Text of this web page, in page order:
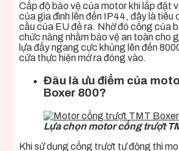
Cấp độ bảo vệ của motor khi lắp đặt
của gia đình lên đến IP44, đây là tiêu
cầu của EU đề ra. Nhờ đó cổng của
chức năng nhằm bảo vệ an toàn cho
lựa đẩy ngang cực khủng lên đến
cửa thực hiện mở ra đóng vào.
Đâu là ưu điểm của
Boxer 800?
Lựa chọn motor cổng trượt
Khi sử dụng cổng trượt tự động thì